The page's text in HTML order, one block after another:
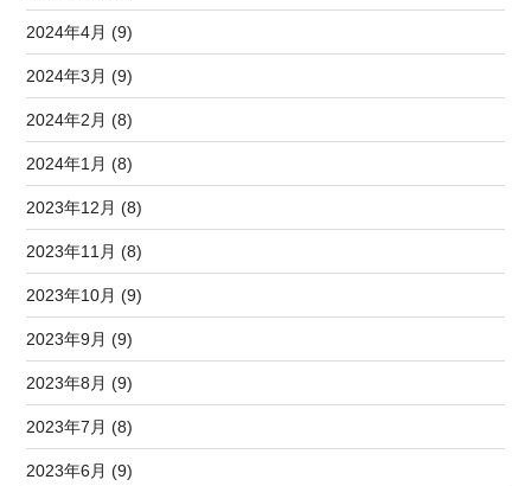
2024年4月 (9)
2024年3月 (9)
2024年2月 (8)
2024年1月 (8)
2023年12月 (8)
2023年11月 (8)
2023年10月 (9)
2023年9月 (9)
2023年8月 (9)
2023年7月 (8)
2023年6月 (9)